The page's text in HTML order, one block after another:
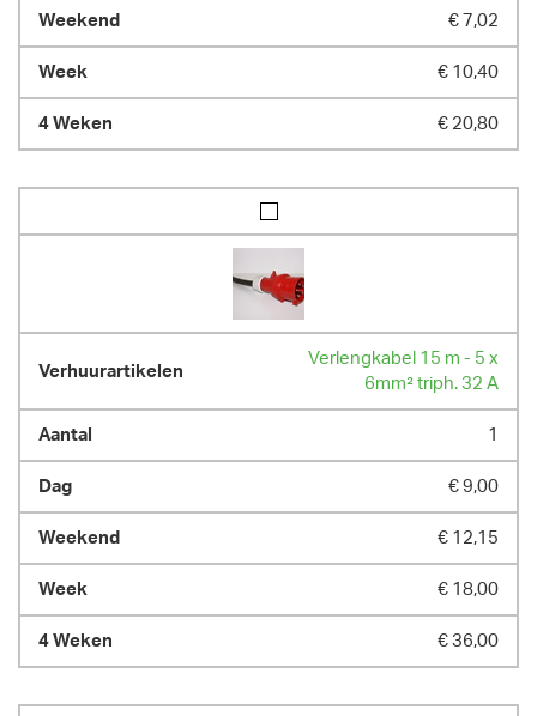
€ 7,02
€ 10,40
€ 20,80
Verlengkabel 15 m - 5 x
6mm² triph. 32 A
1
€ 9,00
€ 12,15
€ 18,00
€ 36,00